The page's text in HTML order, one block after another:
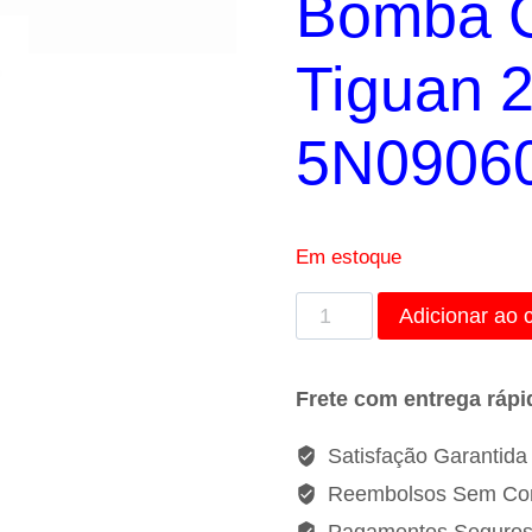
Bomba
Tiguan
Em estoque
Modulo
Rele
Bomba
Combustível
Vw
Tiguan
Adicionar ao
Frete com entrega
Satisfação Garantida
Reembolsos Sem